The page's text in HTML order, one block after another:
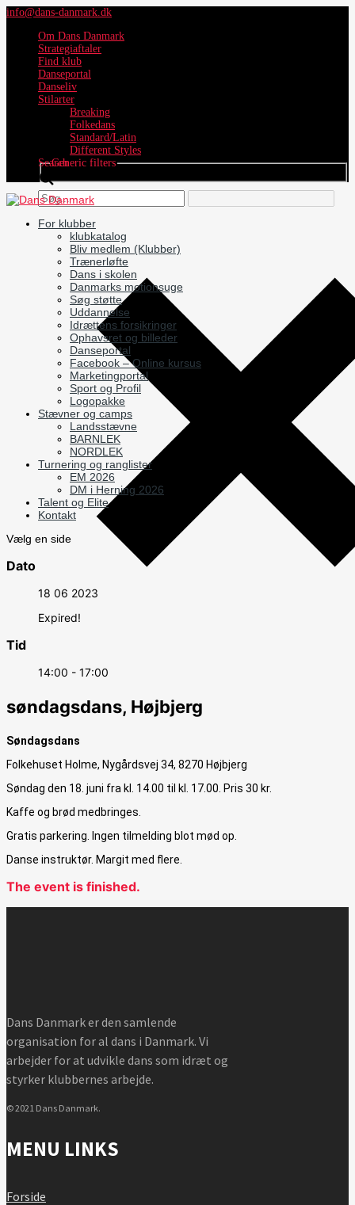
info@dans-danmark.dk
Om Dans Danmark
Strategiaftaler
Find klub
Danseportal
Danseliv
Stilarter
Breaking
Folkedans
Standard/Latin
Different Styles
Search
Generic filters
For klubber
klubkatalog
Bliv medlem (Klubber)
Trænerløfte
Dans i skolen
Danmarks motionsuge
Søg støtte
Uddannelse
Idrættens forsikringer
Ophavsret og billeder
Danseportal
Facebook – Online kursus
Marketingportal
Sport og Profil
Logopakke
Stævner og camps
Landsstævne
BARNLEK
NORDLEK
Turnering og ranglister
EM 2026
DM i Herning 2026
Talent og Elite
Kontakt
Vælg en side
Dato
18 06 2023
Expired!
Tid
14:00 - 17:00
søndagsdans, Højbjerg
Søndagsdans
Folkehuset Holme, Nygårdsvej 34, 8270 Højbjerg
Søndag den 18. juni fra kl. 14.00 til kl. 17.00. Pris 30 kr.
Kaffe og brød medbringes.
Gratis parkering. Ingen tilmelding blot mød op.
Danse instruktør. Margit med flere.
The event is finished.
Dans Danmark er den samlende
organisation for al dans i Danmark. Vi
arbejder for at udvikle dans som idræt og
styrker klubbernes arbejde.
© 2021 Dans Danmark.
MENU LINKS
Forside